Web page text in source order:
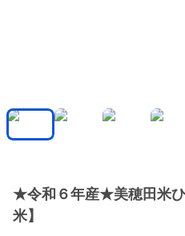
★令和６年産★美穂田米
米】